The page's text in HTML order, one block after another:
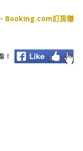
、 Booking.com訂房賺